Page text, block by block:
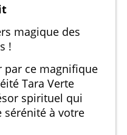
magique des
!
par ce magnifique
Tara Verte
spirituel qui
sérénité à votre